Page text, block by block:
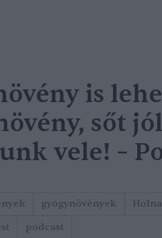
is
sőt
vele! –
gyógynövények
podcast